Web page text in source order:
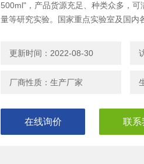
500ml"，产品货源充足、种类众多，
量等研究实验。国家重点实验室及国内
更新时间：2022-08-30
厂商性质：生产厂家
在线询价 联系